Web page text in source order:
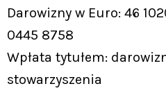
Darowizny w Euro: 46
0445 8758
Wpłata tytułem:
stowarzyszenia